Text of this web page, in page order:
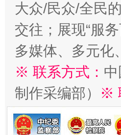
大众/民众/全民
交往；展现“服
多媒体、多元化
※ 联系方式：
制作采编部）
※